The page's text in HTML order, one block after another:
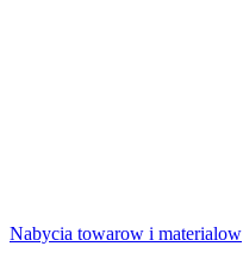
Nabycia towarow i materialow